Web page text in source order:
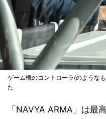
ゲーム機のコントローラ(のような
た
「NAVYA ARMA」は最